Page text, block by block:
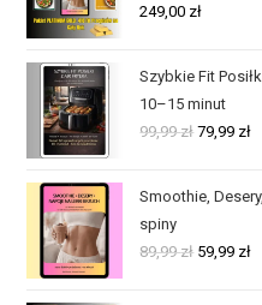
249,00 zł
Szybkie Fit
10–15 minut
99,99zł 79,99 zł
Smoothie,
spiny
89,99zł 59,99 zł